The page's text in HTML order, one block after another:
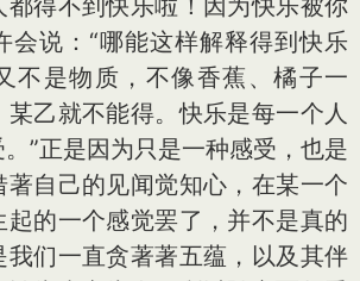
都得不到快乐啦！因为快乐被你
会说：“哪能这样解释得到快乐
不是物质，不像香蕉、橘子一
乙就不能得。快乐是每一个人
”正是因为只是一种感受，也是
自己的见闻觉知心，在某一个
的一个感觉罢了，并不是真的
我们一直贪著著五蕴，以及其伴